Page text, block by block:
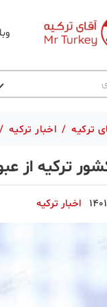
ترکیه / اخبار ترکیه /
۱۰۰ هزار پناهجو از مرزهای این کشور
اخبار ترکیه